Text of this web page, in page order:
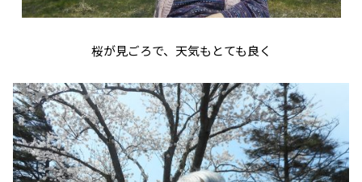
桜が見ごろで、天気もとても良く